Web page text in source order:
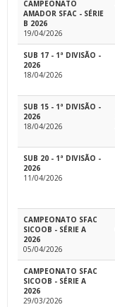
CAMPEONATO
AMADOR SFAC - SÉRIE
B 2026
19/04/2026
SUB 17 - 1ª DIVISÃO -
2026
18/04/2026
SUB 15 - 1ª DIVISÃO -
2026
18/04/2026
SUB 20 - 1ª DIVISÃO -
2026
11/04/2026
CAMPEONATO SFAC
SICOOB - SÉRIE A
2026
05/04/2026
CAMPEONATO SFAC
SICOOB - SÉRIE A
2026
29/03/2026